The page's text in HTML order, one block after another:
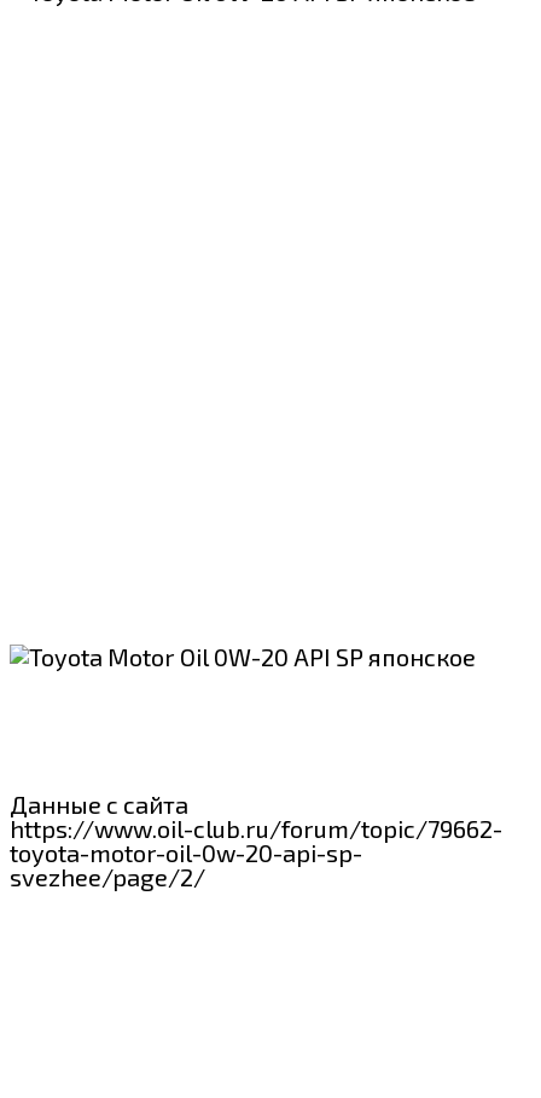
Данные с сайта
https://www.oil-club.ru/forum/topic/79662-
toyota-motor-oil-0w-20-api-sp-
svezhee/page/2/